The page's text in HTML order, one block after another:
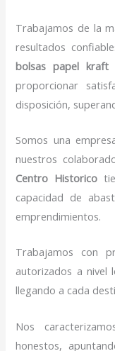
Trabajamos de la
resultados
bolsas papel
proporcionar
disposición,
Somos una
nuestros
Centro Historico
capacidad de
emprendimientos.
Trabajamos con
autorizados a nivel
llegando a cada
Nos
honestos,